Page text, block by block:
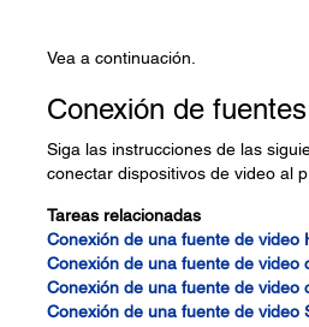
Vea a continuación.
Conexión de
Siga las instrucciones de las
conectar dispositivos de video al
Tareas relacionadas
Conexión de una fuente de video
Conexión de una fuente de video
Conexión de una fuente de video
Conexión de una fuente de video